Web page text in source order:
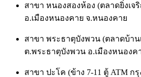
สาขา หนองสองห้อง (ตลาดยิ่งเ
อ.เมืองหนองคาย จ.หนองคาย
สาขา พระธาตุบังพวน (ตลาดบ้า
ต.พระธาตุบังพวน อ.เมืองหนองค
สาขา ปะโค (ข้าง 7-11 ตู้ ATM ก